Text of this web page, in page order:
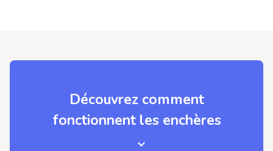
Découvrez comment
fonctionnent les enchères